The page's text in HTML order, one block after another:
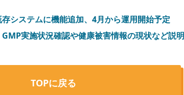
システムに機能追加、4月から運用開始予定
実施状況確認や健康被害情報の現状など説明
TOPに戻る